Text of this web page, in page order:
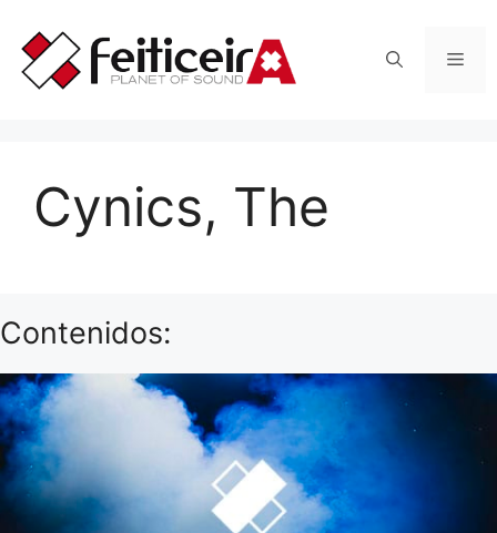
contenido
Cynics, The
Contenidos: